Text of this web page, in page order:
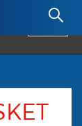
à l'accueil